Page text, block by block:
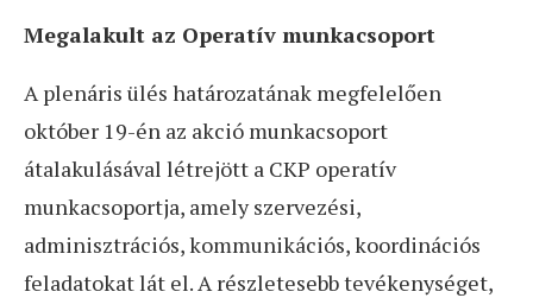
Megalakult az Operatív munkacsoport
A plenáris ülés határozatának megfelelően
október 19-én az akció munkacsoport
átalakulásával létrejött a CKP operatív
munkacsoportja, amely szervezési,
adminisztrációs, kommunikációs, koordinációs
feladatokat lát el. A részletesebb tevékenységet,